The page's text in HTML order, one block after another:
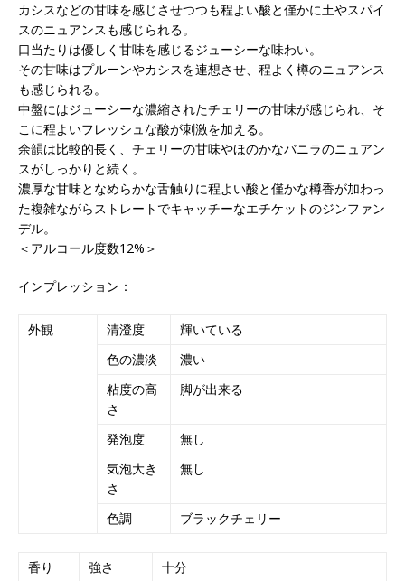
カシスなどの甘味を感じさせつつも程よい酸と僅かに土やスパイ
スのニュアンスも感じられる。
口当たりは優しく甘味を感じるジューシーな味わい。
その甘味はプルーンやカシスを連想させ、程よく樽のニュアンス
も感じられる。
中盤にはジューシーな濃縮されたチェリーの甘味が感じられ、そ
こに程よいフレッシュな酸が刺激を加える。
余韻は比較的長く、チェリーの甘味やほのかなバニラのニュアン
スがしっかりと続く。
濃厚な甘味となめらかな舌触りに程よい酸と僅かな樽香が加わっ
た複雑ながらストレートでキャッチーなエチケットのジンファン
デル。
＜アルコール度数12%＞
インプレッション：
外観 清澄度
輝いている
色の濃淡
濃い
粘度の高
さ
脚が出来る
発泡度
無し
気泡大き
さ
無し
色調 ブラックチェリー
香り 強さ
十分